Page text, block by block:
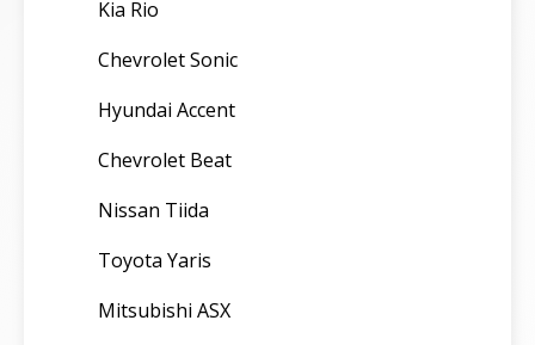
Kia Rio
Chevrolet Sonic
Hyundai Accent
Chevrolet Beat
Nissan Tiida
Toyota Yaris
Mitsubishi ASX